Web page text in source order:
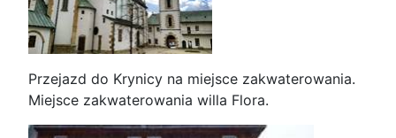
Przejazd do Krynicy na miejsce zakwaterowania.
Miejsce zakwaterowania willa Flora.